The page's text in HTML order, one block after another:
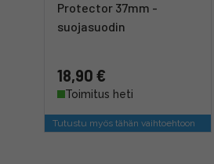
Protector 37mm -
suojasuodin
18,90 €
Toimitus heti
Tutustu myös tähän vaihtoehtoon